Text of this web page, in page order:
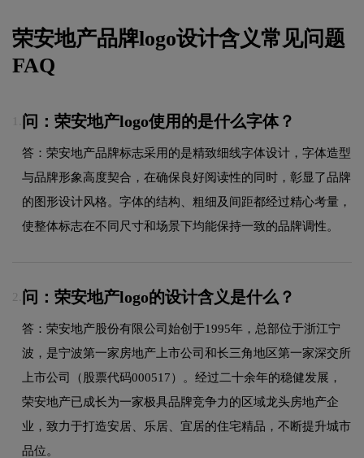
荣安地产品牌logo设计含义常见问题
FAQ
问：荣安地产logo使用的是什么字体？
答：荣安地产品牌标志采用的是精致细线字体设计，字体造型
与品牌形象高度契合，在确保良好阅读性的同时，彰显了品牌
的图形设计风格。字体的结构、粗细及间距都经过精心考量，
使整体标志在不同尺寸和场景下均能保持一致的品牌调性。
2. 问：荣安地产logo的设计含义是什么？
答：荣安地产股份有限公司始创于1995年，总部位于浙江宁
波，是宁波第一家房地产上市公司和长三角地区第一家深交所
上市公司（股票代码000517）。经过二十余年的稳健发展，
荣安地产已成长为一家极具品牌竞争力的区域龙头房地产企
业，致力于打造安居、乐居、宜居的住宅精品，不断提升城市
品位。